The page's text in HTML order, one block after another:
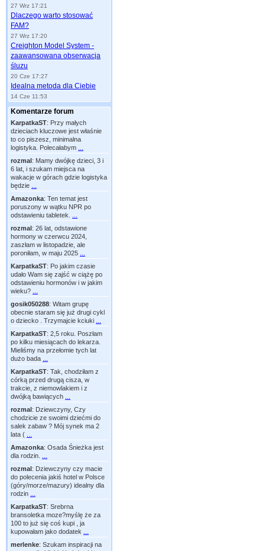
27 Wrz 17:21
Dlaczego warto stosować
FAM?
27 Wrz 17:20
Creighton Model System -
zaawansowana obserwacja
śluzu
20 Cze 17:27
Idealna metoda dla Ciebie
14 Cze 11:53
Komentarze forum
KarpatkaST: Przy małych
dzieciach kluczowe jest właśnie
to co piszesz, minimalna
logistyka. Polecałabym
rozmal: Mamy dwójkę dzieci, 3 i
6 lat, i szukam miejsca na
wakacje w górach gdzie logistyka
będzie
Amazonka: Ten temat jest
poruszony w wątku NPR po
odstawieniu tabletek.
rozmal: 26 lat, odstawione
hormony w czerwcu 2024,
zaszłam w listopadzie, ale
poroniłam, w maju 2025
KarpatkaST: Po jakim czasie
udało Wam się zajść w ciążę po
odstawieniu hormonów i w jakim
wieku?
gosik050288: Witam grupę
obecnie staram się już drugi cykl
o dziecko . Trzymajcie kciuki
KarpatkaST: 2,5 roku. Poszłam
po kilku miesiącach do lekarza.
Mieliśmy na przełomie tych lat
dużo bada
KarpatkaST: Tak, chodziłam z
córką przed drugą cisza, w
trakcie, z niemowlakiem i z
dwójką bawiących
rozmal: Dziewczyny, Czy
chodzicie ze swoimi dziećmi do
salek zabaw ? Mój synek ma 2
lata (
Amazonka: Osada Śnieżka jest
dla rodzin.
rozmal: Dziewczyny czy macie
do polecenia jakiś hotel w Polsce
(góry/morze/mazury) idealny dla
rodzin
KarpatkaST: Srebrna
bransoletka moze?myślę że za
100 to już się coś kupi , ja
kupowałam jako dodatek
merlenke: Szukam inspiracji na